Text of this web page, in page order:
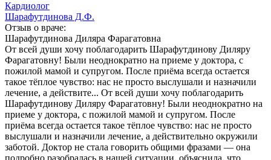
Кардиолог
Шарафутдинова Д.Ф.
Отзыв о враче:
Шарафутдинова Диляра Фарагатовна
От всей души хочу поблагодарить Шарафутдинову Диляру
Фарагатовну! Были неоднократно на приеме у доктора, с
пожилой мамой и супругом. После приёма всегда остается
такое тёплое чувство: нас не просто выслушали и назначили
лечение, а действите... От всей души хочу поблагодарить
Шарафутдинову Диляру Фарагатовну! Были неоднократно на
приеме у доктора, с пожилой мамой и супругом. После
приёма всегда остается такое тёплое чувство: нас не просто
выслушали и назначили лечение, а действительно окружили
заботой. Доктор не стала говорить общими фразами — она